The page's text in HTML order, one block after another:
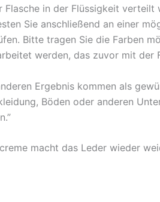
in der Flüssigkeit verteilt
Sie anschließend an einer
Bitte tragen Sie die Farben
werden, das zuvor mit der
Ergebnis kommen als
Böden oder anderen
macht das Leder wieder